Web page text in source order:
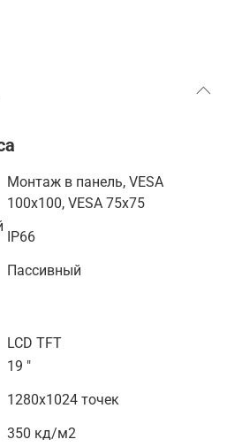
Монтаж в панель, VESA
100x100, VESA 75x75
IP66
Пассивный
LCD TFT
19 "
1280x1024 точек
350 кд/м2